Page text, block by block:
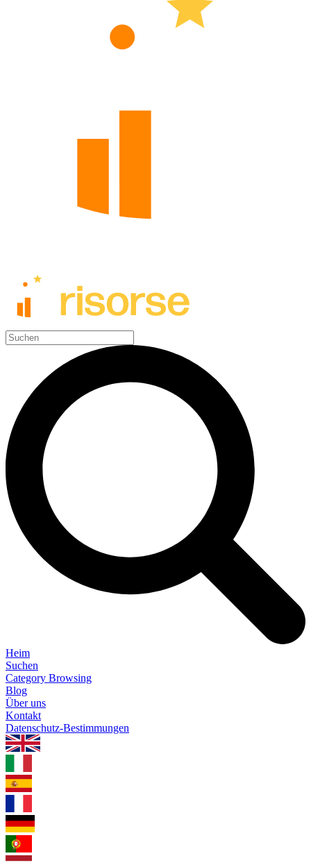
Heim
Suchen
Category Browsing
Blog
Über uns
Kontakt
Datenschutz-Bestimmungen